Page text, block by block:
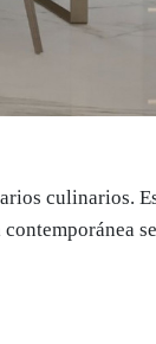
culinarios.